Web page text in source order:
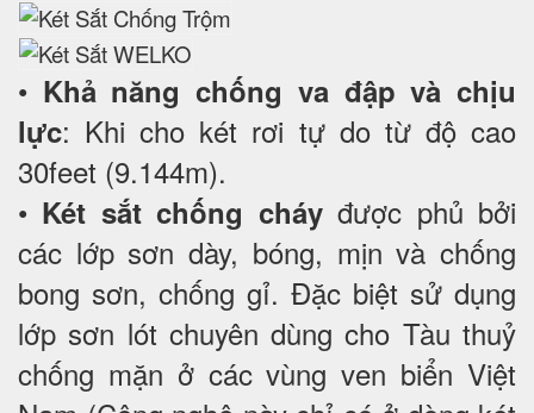
• Khả năng chống va đập và chịu
lực: Khi cho két rơi tự do từ độ cao
30feet (9.144m).
• Két sắt chống cháyđược phủ bởi
các lớp sơn dày, bóng, mịn và chống
bong sơn, chống gỉ. Đặc biệt sử dụng
lớp sơn lót chuyên dùng cho Tàu thuỷ
chống mặn ở các vùng ven biển Việt